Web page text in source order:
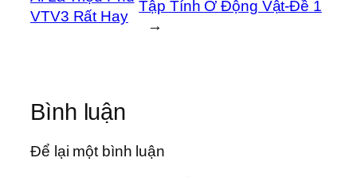
VTV3 Rất Hay
Tập Tính Ở Động Vật-Đề 1
→
Bình luận
Để lại một bình luận